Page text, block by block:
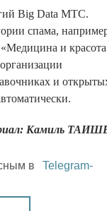
Big Data МТС.
спама,
и
и
Камиль
в
Telegram-